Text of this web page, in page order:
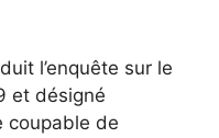
l’enquête sur le
et désigné
coupable de